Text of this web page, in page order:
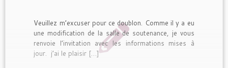
Veuillez m’excuser pour ce doublon. Comme il y a eu
une modification de la salle de soutenance, je vous
renvoie l’invitation avec les informations mises à
jour. j’ai le plaisir […]